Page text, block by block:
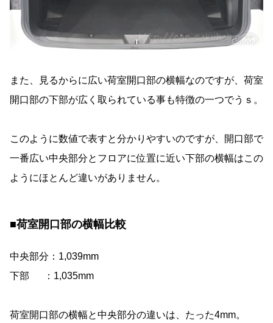
また、見るからに広い荷室開口部の横幅なのですが、荷室
開口部の下部が広く取られている事も特徴の一つでうｓ。
このように数値で表すと分かりやすいのですが、開口部で
一番広い中央部分とフロアに位置に近い下部の横幅はこの
ようにほとんど違いがありません。
■荷室開口部の横幅比較
中央部分：1,039mm
下部 ：1,035mm
荷室開口部の横幅と中央部分の違いは、たった4mm。